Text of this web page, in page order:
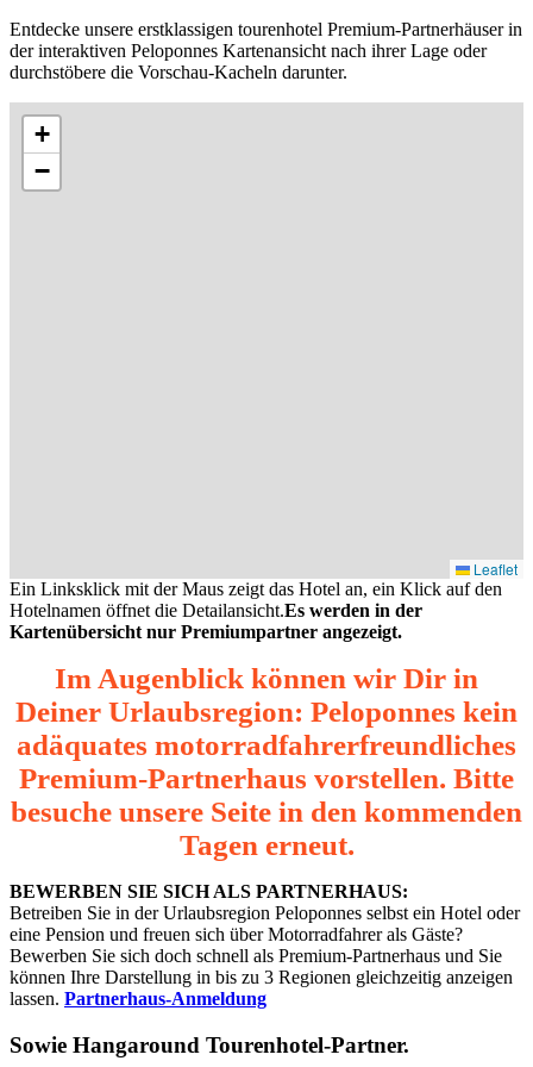
Entdecke unsere erstklassigen tourenhotel Premium-Partnerhäuser in
der interaktiven Peloponnes Kartenansicht nach ihrer Lage oder
durchstöbere die Vorschau-Kacheln darunter.
+
−
Leaflet
Ein Linksklick mit der Maus zeigt das Hotel an, ein Klick auf den
Hotelnamen öffnet die Detailansicht.Es werden in der
Kartenübersicht nur Premiumpartner angezeigt.
Im Augenblick können wir Dir in
Deiner Urlaubsregion: Peloponnes kein
adäquates motorradfahrerfreundliches
Premium-Partnerhaus vorstellen. Bitte
besuche unsere Seite in den kommenden
Tagen erneut.
BEWERBEN SIE SICH ALS PARTNERHAUS:
Betreiben Sie in der Urlaubsregion Peloponnes selbst ein Hotel oder
eine Pension und freuen sich über Motorradfahrer als Gäste?
Bewerben Sie sich doch schnell als Premium-Partnerhaus und Sie
können Ihre Darstellung in bis zu 3 Regionen gleichzeitig anzeigen
lassen. Partnerhaus-Anmeldung
Sowie Hangaround Tourenhotel-Partner.